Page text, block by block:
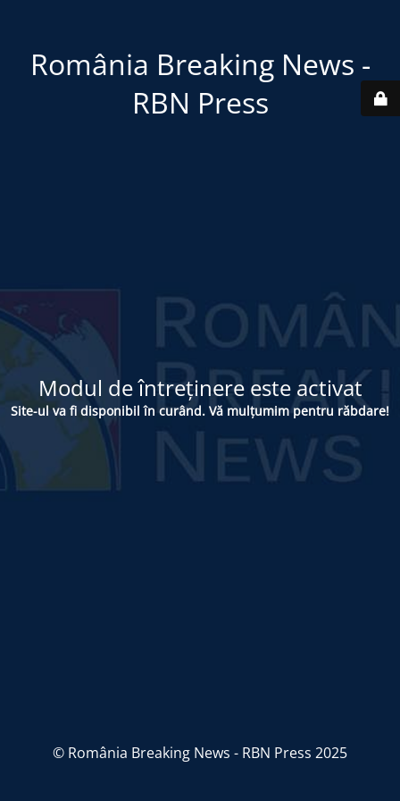
România Breaking News -
RBN Press
Modul de întreținere este activat
Site-ul va fi disponibil în curând. Vă mulțumim pentru răbdare!
© România Breaking News - RBN Press 2025